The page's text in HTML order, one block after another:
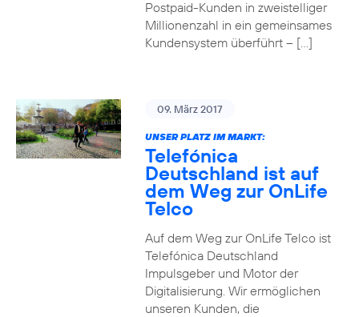
Postpaid-Kunden in zweistelliger
Millionenzahl in ein gemeinsames
Kundensystem überführt – […]
09. März 2017
UNSER PLATZ IM MARKT:
Telefónica
Deutschland ist auf
dem Weg zur OnLife
Telco
Auf dem Weg zur OnLife Telco ist
Telefónica Deutschland
Impulsgeber und Motor der
Digitalisierung. Wir ermöglichen
unseren Kunden, die